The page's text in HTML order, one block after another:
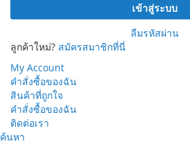
เข้าสู่ระบบ
ลืมรหัสผ่าน
ลูกค้าใหม่? สมัครสมาชิกที่นี่
My Account
คำสั่งซื้อของฉัน
สินค้าที่ถูกใจ
คำสั่งซื้อของฉัน
ติดต่อเรา
ข้าม
ค้นหา